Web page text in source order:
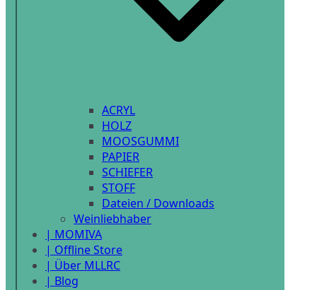
ACRYL
HOLZ
MOOSGUMMI
PAPIER
SCHIEFER
STOFF
Dateien / Downloads
Weinliebhaber
| MOMIVA
| Offline Store
| Über MLLRC
| Blog